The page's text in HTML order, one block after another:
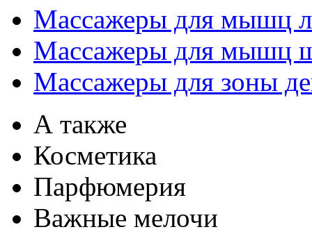
Массажеры для мышц
Массажеры для мышц
Массажеры для зоны
А также
Косметика
Парфюмерия
Важные мелочи